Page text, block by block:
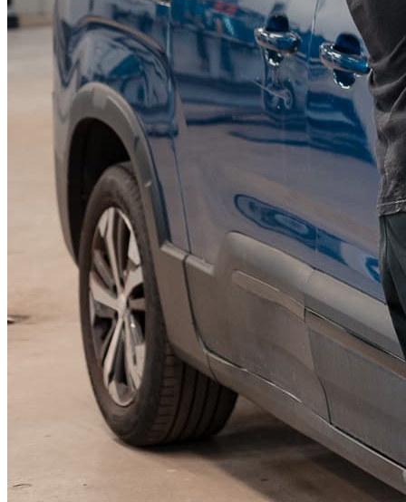
KGM Pickups
Fordonstyp
PickupTransportbilPersonbil
Visa alla fordon